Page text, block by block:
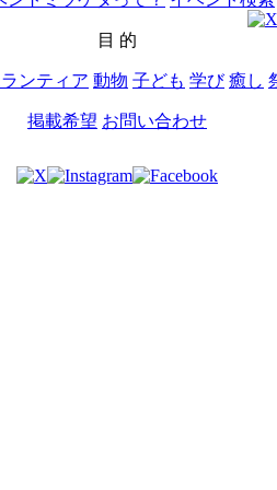
目 的
ンティア 動物 子ども 学び 癒し
掲載希望 お問い合わせ